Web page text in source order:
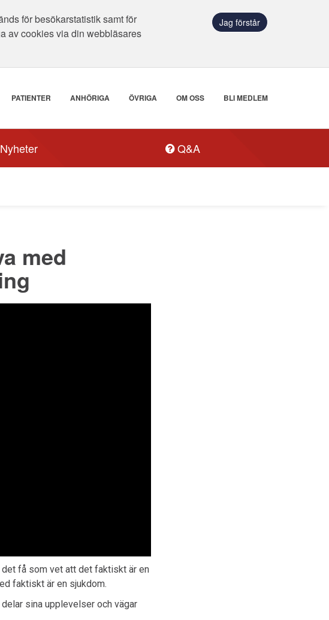
för besökarstatistik samt för
av cookies via din webbläsares
Jag förstår
PATIENTER ANHÖRIGA ÖVRIGA OM OSS BLI MEDLEM
Nyheter Q&A
med
det få som vet att det faktiskt är en
faktiskt är en sjukdom.
sina upplevelser och vägar